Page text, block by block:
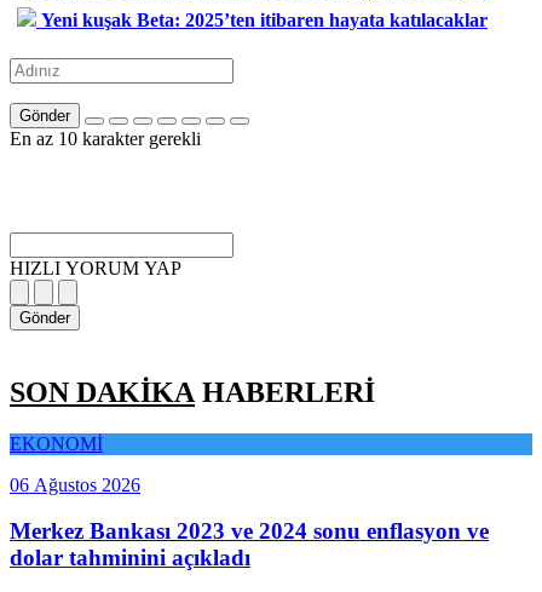
Yeni kuşak Beta: 2025’ten itibaren hayata katılacaklar
Gönder
En az 10 karakter gerekli
HIZLI YORUM YAP
Gönder
SON DAKİKA HABERLERİ
EKONOMİ
06 Ağustos 2026
Merkez Bankası 2023 ve 2024 sonu enflasyon ve
dolar tahminini açıkladı